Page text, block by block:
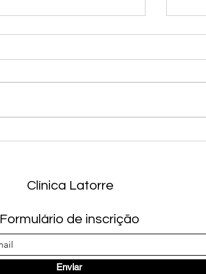
Clínica Latorre
Formulário de inscrição
Enviar